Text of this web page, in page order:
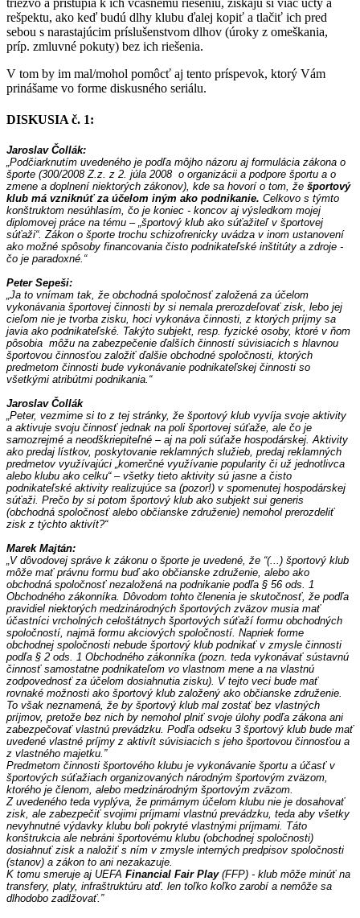
triezvo a pristúpia k ich včasnému riešeniu, získajú si viac úcty a
rešpektu, ako keď budú dlhy klubu ďalej kopiť a tlačiť ich pred
sebou s narastajúcim príslušenstvom dlhov (úroky z omeškania,
príp. zmluvné pokuty) bez ich riešenia.
V tom by im mal/mohol pomôcť aj tento príspevok, ktorý Vám
prinášame vo forme diskusného seriálu.
DISKUSIA č. 1:
Jaroslav Čollák:
„Podčiarknutím uvedeného je podľa môjho názoru aj formulácia zákona o
športe (300/2008 Z.z. z 2. júla 2008  o organizácii a podpore športu a o
zmene a doplnení niektorých zákonov), kde sa hovorí o tom, že športový
klub má vzniknúť za účelom iným ako podnikanie. Celkovo s týmto
konštruktom nesúhlasím, čo je koniec - koncov aj výsledkom mojej
diplomovej práce na tému – „športový klub ako súťažiteľ v športovej
súťaži“. Zákon o športe trochu schizofrenicky uvádza v inom ustanovení
ako možné spôsoby financovania čisto podnikateľské inštitúty a zdroje -
čo je paradoxné.“
Peter Sepeši:
„Ja to vnímam tak, že obchodná spoločnosť založená za účelom
vykonávania športovej činnosti by si nemala prerozdeľovať zisk, lebo jej
cieľom nie je tvorba zisku, hoci vykonáva činnosti, z ktorých príjmy sa
javia ako podnikateľské. Takýto subjekt, resp. fyzické osoby, ktoré v ňom
pôsobia  môžu na zabezpečenie ďalších činností súvisiacich s hlavnou
športovou činnosťou založiť ďalšie obchodné spoločnosti, ktorých
predmetom činnosti bude vykonávanie podnikateľskej činnosti so
všetkými atribútmi podnikania.“
Jaroslav Čollák
„Peter, vezmime si to z tej stránky, že športový klub vyvíja svoje aktivity
a aktivuje svoju činnosť jednak na poli športovej súťaže, ale čo je
samozrejmé a neodškriepiteľné – aj na poli súťaže hospodárskej. Aktivity
ako predaj lístkov, poskytovanie reklamných služieb, predaj reklamných
predmetov využívajúci „komerčné využívanie popularity či už jednotlivca
alebo klubu ako celku“ – všetky tieto aktivity sú jasne a čisto
podnikateľské aktivity realizujúce sa (pozor!) v spomenutej hospodárskej
súťaži. Prečo by si potom športový klub ako subjekt sui generis
(obchodná spoločnosť alebo občianske združenie) nemohol prerozdeliť
zisk z týchto aktivít?“
Marek Majtán:
„V dôvodovej správe k zákonu o športe je uvedené, že “(...) športový klub
môže mať právnu formu buď ako občianske združenie, alebo ako
obchodná spoločnosť nezaložená na podnikanie podľa § 56 ods. 1
Obchodného zákonníka. Dôvodom tohto členenia je skutočnosť, že podľa
pravidiel niektorých medzinárodných športových zväzov musia mať
účastníci vrcholných celoštátnych športových súťaží formu obchodných
spoločností, najmä formu akciových spoločností. Napriek forme
obchodnej spoločnosti nebude športový klub podnikať v zmysle činnosti
podľa § 2 ods. 1 Obchodného zákonníka (pozn. teda vykonávať sústavnú
činnosť samostatne podnikateľom vo vlastnom mene a na vlastnú
zodpovednosť za účelom dosiahnutia zisku). V tejto veci bude mať
rovnaké možnosti ako športový klub založený ako občianske združenie.
To však neznamená, že by športový klub mal zostať bez vlastných
príjmov, pretože bez nich by nemohol plniť svoje úlohy podľa zákona ani
zabezpečovať vlastnú prevádzku. Podľa odseku 3 športový klub bude mať
uvedené vlastné príjmy z aktivít súvisiacich s jeho športovou činnosťou a
z vlastného majetku.”
Predmetom činnosti športového klubu je vykonávanie športu a účasť v
športových súťažiach organizovaných národným športovým zväzom,
ktorého je členom, alebo medzinárodným športovým zväzom.
Z uvedeného teda vyplýva, že primárnym účelom klubu nie je dosahovať
zisk, ale zabezpečiť svojimi príjmami vlastnú prevádzku, teda aby všetky
nevyhnutné výdavky klubu boli pokryté vlastnými príjmami. Táto
konštrukcia ale nebráni športovému klubu (obchodnej spoločnosti)
dosiahnuť zisk a naložiť s ním v zmysle interných predpisov spoločnosti
(stanov) a zákon to ani nezakazuje.
K tomu smeruje aj UEFA Financial Fair Play (FFP) - klub môže minúť na
transfery, platy, infraštruktúru atď. len toľko koľko zarobí a nemôže sa
dlhodobo zadlžovať.”